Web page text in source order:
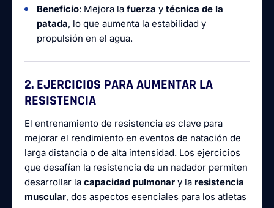
Beneficio: Mejora la fuerza y técnica de la
patada, lo que aumenta la estabilidad y
propulsión en el agua.
2. EJERCICIOS PARA AUMENTAR LA
RESISTENCIA
El entrenamiento de resistencia es clave para
mejorar el rendimiento en eventos de natación de
larga distancia o de alta intensidad. Los ejercicios
que desafían la resistencia de un nadador permiten
desarrollar la capacidad pulmonar y la resistencia
muscular, dos aspectos esenciales para los atletas